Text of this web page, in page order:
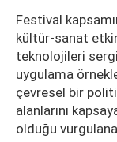
Festival
kültür-sanat
teknolojileri
uygulama
çevresel bir
alanlarını
olduğu